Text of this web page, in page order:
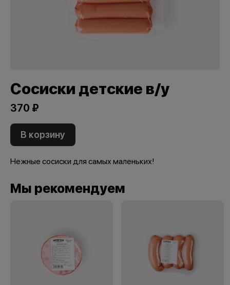
Сосиски детские в/у
370 ₽
В корзину
Нежные сосиски для самых маленьких!
Мы рекомендуем